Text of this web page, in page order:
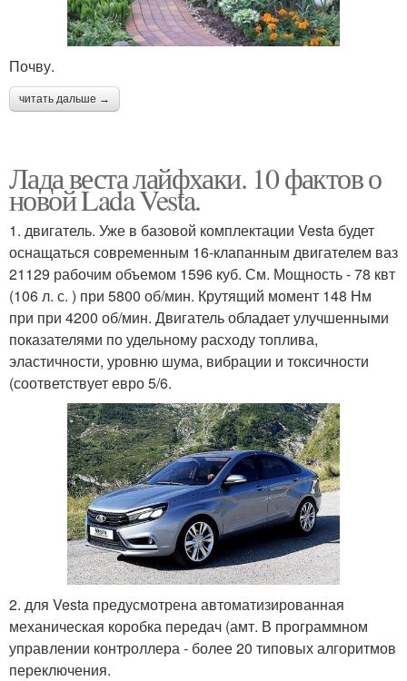
Почву.
читать дальше →
Лада веста лайфхаки. 10 фактов о
новой Lada Vesta.
1. двигатель. Уже в базовой комплектации Vesta будет
оснащаться современным 16-клапанным двигателем ваз
21129 рабочим объемом 1596 куб. См. Мощность - 78 квт
(106 л. с. ) при 5800 об/мин. Крутящий момент 148 Нм
при при 4200 об/мин. Двигатель обладает улучшенными
показателями по удельному расходу топлива,
эластичности, уровню шума, вибрации и токсичности
(соответствует евро 5/6.
2. для Vesta предусмотрена автоматизированная
механическая коробка передач (амт. В программном
управлении контроллера - более 20 типовых алгоритмов
переключения.